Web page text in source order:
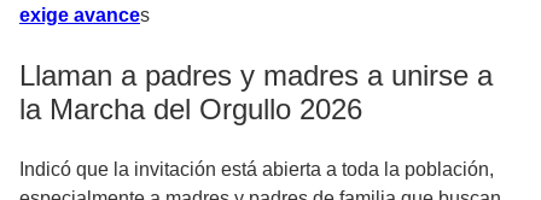
exige avances
Llaman a padres y madres a unirse a
la Marcha del Orgullo 2026
Indicó que la invitación está abierta a toda la población,